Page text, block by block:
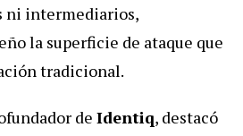
ni intermediarios,
la superficie de ataque que
tradicional.
de Identiq, destacó